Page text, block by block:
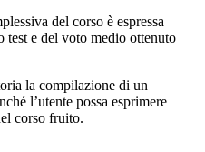
del corso è espressa
test e del voto medio ottenuto
la compilazione di un
l’utente possa esprimere
corso fruito.